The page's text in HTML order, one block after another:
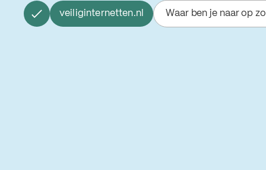
veiliginternetten.nl Waar ben je naar op